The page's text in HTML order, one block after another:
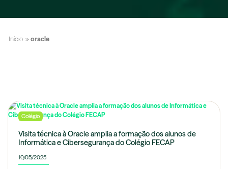
Início » oracle
Colégio
Visita técnica à Oracle amplia a formação dos alunos de
Informática e Cibersegurança do Colégio FECAP
10/05/2025